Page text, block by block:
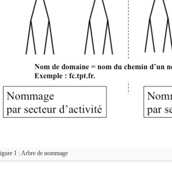
1 : Arbre de nommage